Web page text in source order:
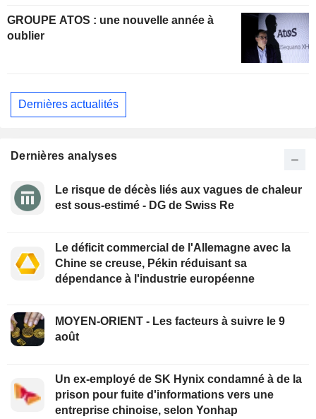
GROUPE ATOS : une nouvelle année à
oublier
Dernières actualités
Dernières analyses
Le risque de décès liés aux vagues de chaleur
est sous-estimé - DG de Swiss Re
Le déficit commercial de l'Allemagne avec la
Chine se creuse, Pékin réduisant sa
dépendance à l'industrie européenne
MOYEN-ORIENT - Les facteurs à suivre le 9
août
Un ex-employé de SK Hynix condamné à de la
prison pour fuite d'informations vers une
entreprise chinoise, selon Yonhap